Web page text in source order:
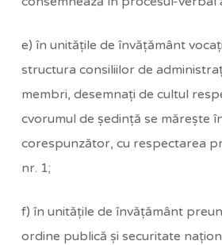
e) în unităţile de învăţământ
structura consiliilor de
membri, desemnaţi de cultul
cvorumul de şedinţă se măreşte
corespunzător, cu respectarea
nr. 1;
f) în unităţile de învăţământ
ordine publică şi securitate